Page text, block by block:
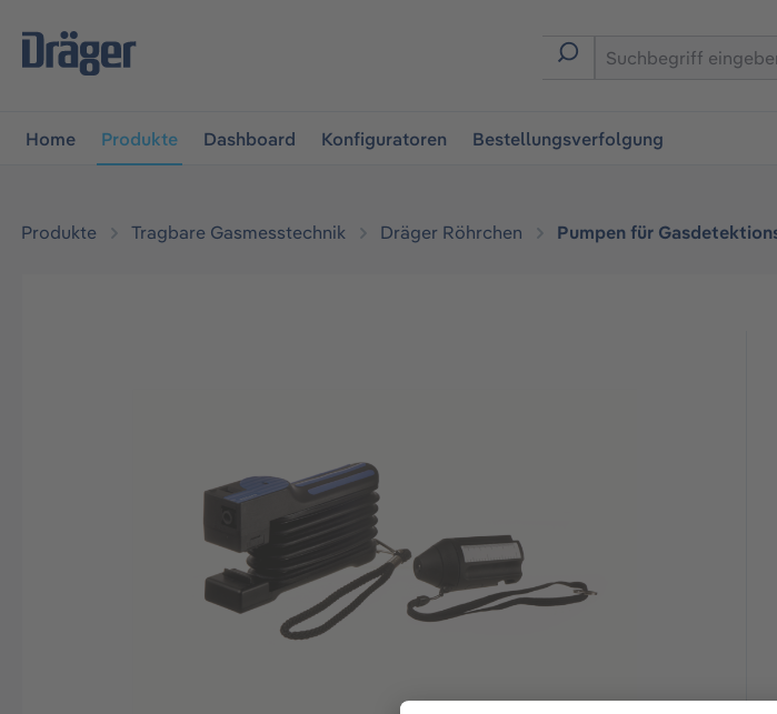
springen
Home Produkte Dashboard Konfiguratoren Bestellungsverfolgung
Produkte Tragbare Gasmesstechnik Dräger Röhrchen Pumpen für